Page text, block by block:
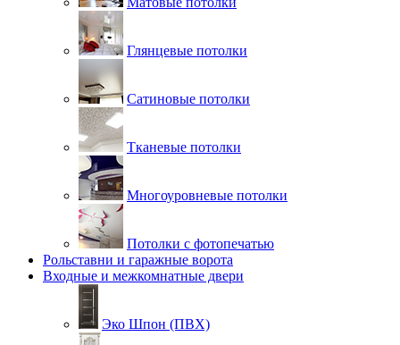
Глянцевые потолки
Сатиновые потолки
Тканевые потолки
Многоуровневые потолки
Потолки с фотопечатью
Рольставни и гаражные ворота
Входные и межкомнатные двери
Эко Шпон (ПВХ)